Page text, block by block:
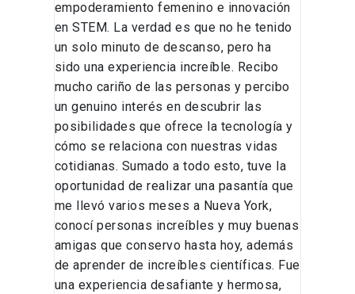
empoderamiento femenino e innovación
en STEM. La verdad es que no he tenido
un solo minuto de descanso, pero ha
sido una experiencia increíble. Recibo
mucho cariño de las personas y percibo
un genuino interés en descubrir las
posibilidades que ofrece la tecnología y
cómo se relaciona con nuestras vidas
cotidianas. Sumado a todo esto, tuve la
oportunidad de realizar una pasantía que
me llevó varios meses a Nueva York,
conocí personas increíbles y muy buenas
amigas que conservo hasta hoy, además
de aprender de increíbles científicas. Fue
una experiencia desafiante y hermosa,